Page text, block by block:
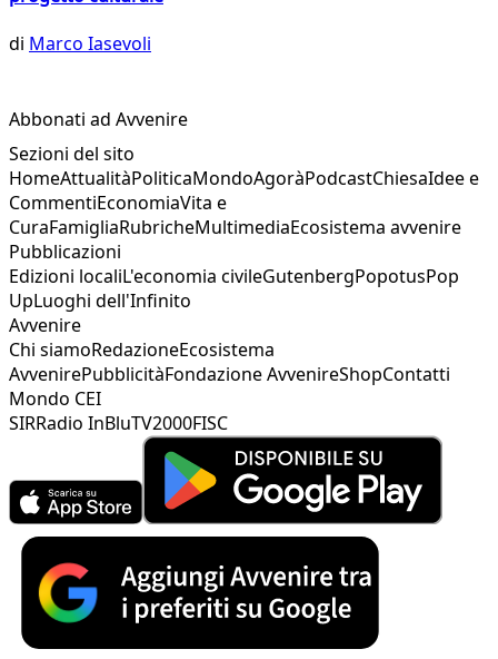
di Marco Iasevoli
Abbonati ad Avvenire
Sezioni del sito
HomeAttualitàPoliticaMondoAgoràPodcastChiesaIdee e
CommentiEconomiaVita e
CuraFamigliaRubricheMultimediaEcosistema avvenire
Pubblicazioni
Edizioni localiL'economia civileGutenbergPopotusPop
UpLuoghi dell'Infinito
Avvenire
Chi siamoRedazioneEcosistema
AvvenirePubblicitàFondazione AvvenireShopContatti
Mondo CEI
SIRRadio InBluTV2000FISC